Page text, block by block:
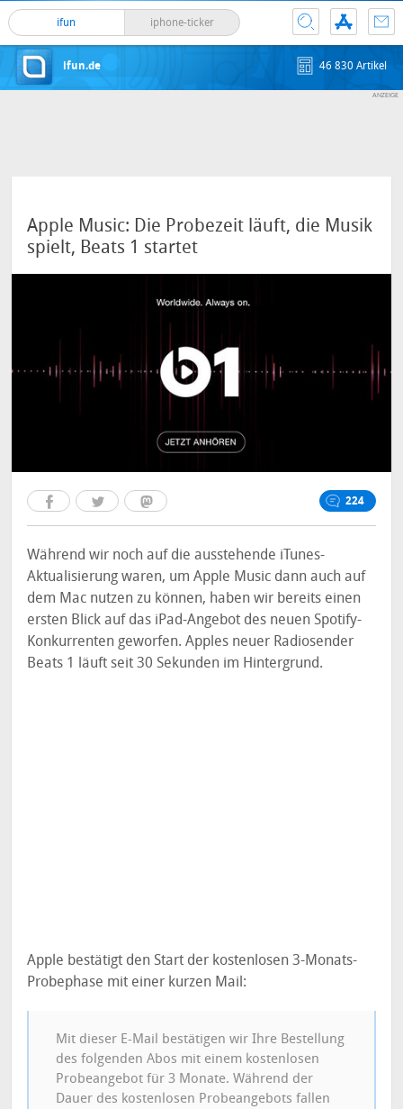
ifun iphone-ticker
ifun.de 46 830 Artikel
Apple Music: Die Probezeit läuft, die Musik
spielt, Beats 1 startet
224
Während wir noch auf die ausstehende iTunes-
Aktualisierung waren, um Apple Music dann auch auf
dem Mac nutzen zu können, haben wir bereits einen
ersten Blick auf das iPad-Angebot des neuen Spotify-
Konkurrenten geworfen. Apples neuer Radiosender
Beats 1 läuft seit 30 Sekunden im Hintergrund.
Apple bestätigt den Start der kostenlosen 3-Monats-
Probephase mit einer kurzen Mail:
Mit dieser E-Mail bestätigen wir Ihre Bestellung
des folgenden Abos mit einem kostenlosen
Probeangebot für 3 Monate. Während der
Dauer des kostenlosen Probeangebots fallen